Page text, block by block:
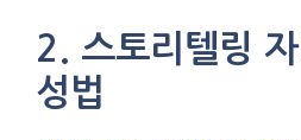
2. 스토리텔링
성법